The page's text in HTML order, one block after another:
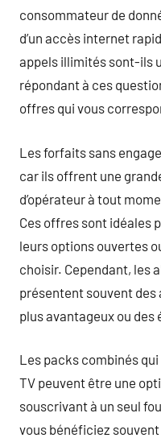
consommateur de
d’un accès internet
appels illimités sont-ils
répondant à ces
offres qui vous
Les forfaits sans
car ils offrent une
d’opérateur à tout
Ces offres sont idéales
leurs options ouvertes
choisir. Cependant, les
présentent souvent
plus avantageux ou
Les packs combinés
TV peuvent être une
souscrivant à un seul
vous bénéficiez